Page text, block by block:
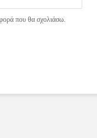
που θα σχολιάσω.